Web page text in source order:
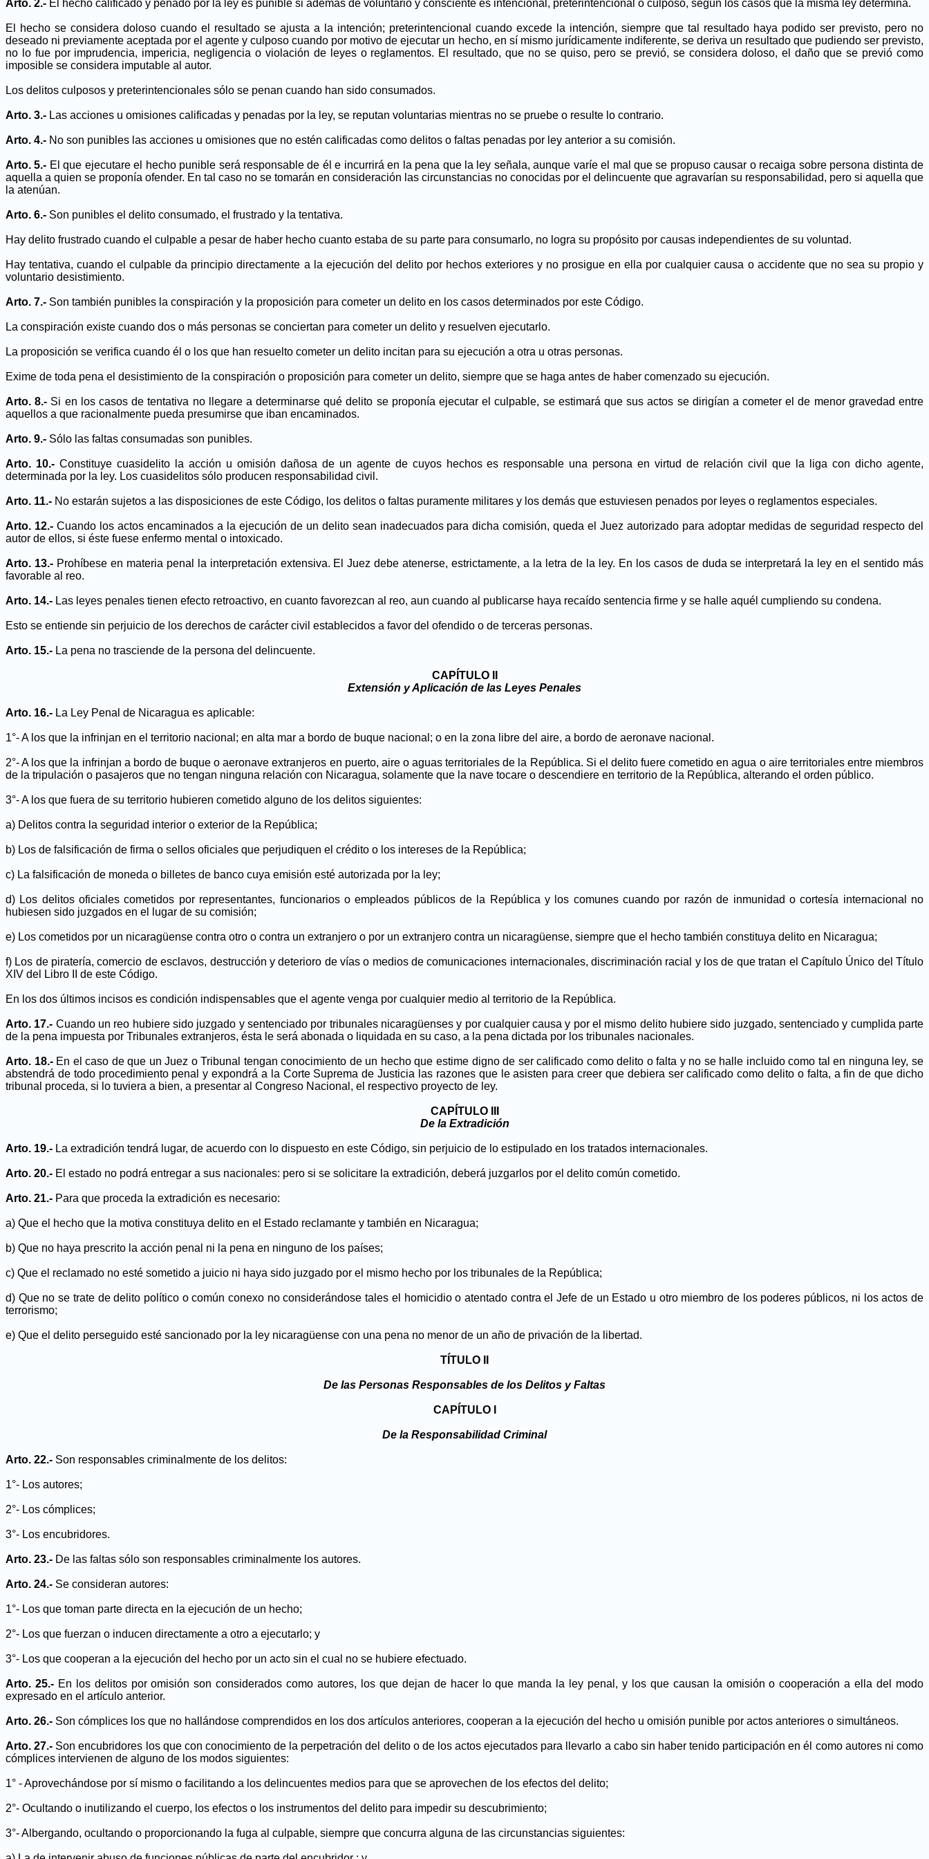
Arto. 2.- El hecho calificado y penado por la ley es punible si además de voluntario y consciente es intencional, preterintencional o culposo, según los casos que la misma ley determina.
El hecho se considera doloso cuando el resultado se ajusta a la intención; preterintencional cuando excede la intención, siempre que tal resultado haya podido ser previsto, pero no
deseado ni previamente aceptada por el agente y culposo cuando por motivo de ejecutar un hecho, en sí mismo jurídicamente indiferente, se deriva un resultado que pudiendo ser previsto,
no lo fue por imprudencia, impericia, negligencia o violación de leyes o reglamentos. El resultado, que no se quiso, pero se previó, se considera doloso, el daño que se previó como
imposible se considera imputable al autor.
Los delitos culposos y preterintencionales sólo se penan cuando han sido consumados.
Arto. 3.- Las acciones u omisiones calificadas y penadas por la ley, se reputan voluntarias mientras no se pruebe o resulte lo contrario.
Arto. 4.- No son punibles las acciones u omisiones que no estén calificadas como delitos o faltas penadas por ley anterior a su comisión.
Arto. 5.- El que ejecutare el hecho punible será responsable de él e incurrirá en la pena que la ley señala, aunque varíe el mal que se propuso causar o recaiga sobre persona distinta de
aquella a quien se proponía ofender. En tal caso no se tomarán en consideración las circunstancias no conocidas por el delincuente que agravarían su responsabilidad, pero si aquella que
la atenúan.
Arto. 6.- Son punibles el delito consumado, el frustrado y la tentativa.
Hay delito frustrado cuando el culpable a pesar de haber hecho cuanto estaba de su parte para consumarlo, no logra su propósito por causas independientes de su voluntad.
Hay tentativa, cuando el culpable da principio directamente a la ejecución del delito por hechos exteriores y no prosigue en ella por cualquier causa o accidente que no sea su propio y
voluntario desistimiento.
Arto. 7.- Son también punibles la conspiración y la proposición para cometer un delito en los casos determinados por este Código.
La conspiración existe cuando dos o más personas se conciertan para cometer un delito y resuelven ejecutarlo.
La proposición se verifica cuando él o los que han resuelto cometer un delito incitan para su ejecución a otra u otras personas.
Exime de toda pena el desistimiento de la conspiración o proposición para cometer un delito, siempre que se haga antes de haber comenzado su ejecución.
Arto. 8.- Si en los casos de tentativa no llegare a determinarse qué delito se proponía ejecutar el culpable, se estimará que sus actos se dirigían a cometer el de menor gravedad entre
aquellos a que racionalmente pueda presumirse que iban encaminados.
Arto. 9.- Sólo las faltas consumadas son punibles.
Arto. 10.-Constituye cuasidelito la acción u omisión dañosa de un agente de cuyos hechos es responsable una persona en virtud de relación civil que la liga con dicho agente,
determinada por la ley. Los cuasidelitos sólo producen responsabilidad civil.
Arto. 11.- No estarán sujetos a las disposiciones de este Código, los delitos o faltas puramente militares y los demás que estuviesen penados por leyes o reglamentos especiales.
Arto. 12.-Cuando los actos encaminados a la ejecución de un delito sean inadecuados para dicha comisión, queda el Juez autorizado para adoptar medidas de seguridad respecto del
autor de ellos, si éste fuese enfermo mental o intoxicado.
Arto. 13.-Prohíbese en materia penal la interpretación extensiva. El Juez debe atenerse, estrictamente, a la letra de la ley. En los casos de duda se interpretará la ley en el sentido más
favorable al reo.
Arto. 14.- Las leyes penales tienen efecto retroactivo, en cuanto favorezcan al reo, aun cuando al publicarse haya recaído sentencia firme y se halle aquél cumpliendo su condena.
Esto se entiende sin perjuicio de los derechos de carácter civil establecidos a favor del ofendido o de terceras personas.
Arto. 15.- La pena no trasciende de la persona del delincuente.
CAPÍTULO II
Extensión y Aplicación de las Leyes Penales
Arto. 16.- La Ley Penal de Nicaragua es aplicable:
1°- A los que la infrinjan en el territorio nacional; en alta mar a bordo de buque nacional; o en la zona libre del aire, a bordo de aeronave nacional.
2°- A los que la infrinjan a bordo de buque o aeronave extranjeros en puerto, aire o aguas territoriales de la República. Si el delito fuere cometido en agua o aire territoriales entre miembros
de la tripulación o pasajeros que no tengan ninguna relación con Nicaragua, solamente que la nave tocare o descendiere en territorio de la República, alterando el orden público.
3°- A los que fuera de su territorio hubieren cometido alguno de los delitos siguientes:
a) Delitos contra la seguridad interior o exterior de la República;
b) Los de falsificación de firma o sellos oficiales que perjudiquen el crédito o los intereses de la República;
c) La falsificación de moneda o billetes de banco cuya emisión esté autorizada por la ley;
d) Los delitos oficiales cometidos por representantes, funcionarios o empleados públicos de la República y los comunes cuando por razón de inmunidad o cortesía internacional no
hubiesen sido juzgados en el lugar de su comisión;
e) Los cometidos por un nicaragüense contra otro o contra un extranjero o por un extranjero contra un nicaragüense, siempre que el hecho también constituya delito en Nicaragua;
f) Los de piratería, comercio de esclavos, destrucción y deterioro de vías o medios de comunicaciones internacionales, discriminación racial y los de que tratan el Capítulo Único del Título
XIV del Libro II de este Código.
En los dos últimos incisos es condición indispensables que el agente venga por cualquier medio al territorio de la República.
Arto. 17.- Cuando un reo hubiere sido juzgado y sentenciado por tribunales nicaragüenses y por cualquier causa y por el mismo delito hubiere sido juzgado, sentenciado y cumplida parte
de la pena impuesta por Tribunales extranjeros, ésta le será abonada o liquidada en su caso, a la pena dictada por los tribunales nacionales.
Arto. 18.-En el caso de que un Juez o Tribunal tengan conocimiento de un hecho que estime digno de ser calificado como delito o falta y no se halle incluido como tal en ninguna ley, se
abstendrá de todo procedimiento penal y expondrá a la Corte Suprema de Justicia las razones que le asisten para creer que debiera ser calificado como delito o falta, a fin de que dicho
tribunal proceda, si lo tuviera a bien, a presentar al Congreso Nacional, el respectivo proyecto de ley.
CAPÍTULO III
De la Extradición
Arto. 19.- La extradición tendrá lugar, de acuerdo con lo dispuesto en este Código, sin perjuicio de lo estipulado en los tratados internacionales.
Arto. 20.- El estado no podrá entregar a sus nacionales: pero si se solicitare la extradición, deberá juzgarlos por el delito común cometido.
Arto. 21.- Para que proceda la extradición es necesario:
a) Que el hecho que la motiva constituya delito en el Estado reclamante y también en Nicaragua;
b) Que no haya prescrito la acción penal ni la pena en ninguno de los países;
c) Que el reclamado no esté sometido a juicio ni haya sido juzgado por el mismo hecho por los tribunales de la República;
d) Que no se trate de delito político o común conexo no considerándose tales el homicidio o atentado contra el Jefe de un Estado u otro miembro de los poderes públicos, ni los actos de
terrorismo;
e) Que el delito perseguido esté sancionado por la ley nicaragüense con una pena no menor de un año de privación de la libertad.
TÍTULO II
De las Personas Responsables de los Delitos y Faltas
CAPÍTULO I
De la Responsabilidad Criminal
Arto. 22.- Son responsables criminalmente de los delitos:
1°- Los autores;
2°- Los cómplices;
3°- Los encubridores.
Arto. 23.- De las faltas sólo son responsables criminalmente los autores.
Arto. 24.- Se consideran autores:
1°- Los que toman parte directa en la ejecución de un hecho;
2°- Los que fuerzan o inducen directamente a otro a ejecutarlo; y
3°- Los que cooperan a la ejecución del hecho por un acto sin el cual no se hubiere efectuado.
Arto. 25.-En los delitos por omisión son considerados como autores, los que dejan de hacer lo que manda la ley penal, y los que causan la omisión o cooperación a ella del modo
expresado en el artículo anterior.
Arto. 26.- Son cómplices los que no hallándose comprendidos en los dos artículos anteriores, cooperan a la ejecución del hecho u omisión punible por actos anteriores o simultáneos.
Arto. 27.- Son encubridores los que con conocimiento de la perpetración del delito o de los actos ejecutados para llevarlo a cabo sin haber tenido participación en él como autores ni como
cómplices intervienen de alguno de los modos siguientes:
1° - Aprovechándose por sí mismo o facilitando a los delincuentes medios para que se aprovechen de los efectos del delito;
2°- Ocultando o inutilizando el cuerpo, los efectos o los instrumentos del delito para impedir su descubrimiento;
3°- Albergando, ocultando o proporcionando la fuga al culpable, siempre que concurra alguna de las circunstancias siguientes: